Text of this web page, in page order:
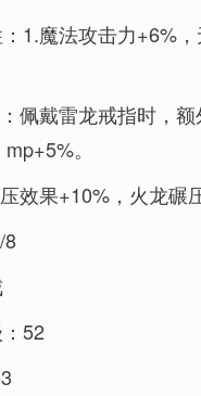
1.魔法攻击力+6%
佩戴雷龙戒指时，
。
效果+10%，火龙碾
8
52